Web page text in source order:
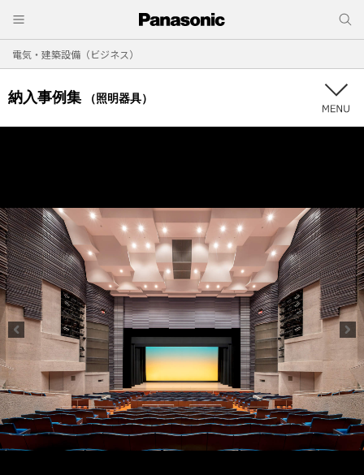
電気・建築設備（ビジネス）
納入事例集 （照明器具）